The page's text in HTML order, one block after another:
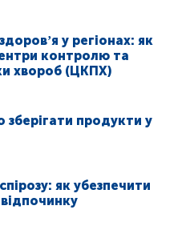
у регіонах: як
контролю та
хвороб (ЦКПХ)
зберігати продукти у
як убезпечити